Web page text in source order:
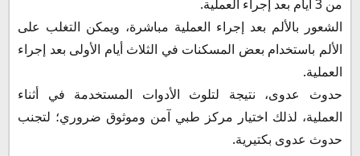
من 3 أيام بعد إجراء العملية.
الشعور بالألم بعد إجراء العملية مباشرة، ويمكن التغلب على
الألم باستخدام بعض المسكنات في الثلاث أيام الأولى بعد إجراء
العملية.
حدوث عدوى، نتيجة لتلوث الأدوات المستخدمة في أثناء
العملية، لذلك اختيار مركز طبي آمن وموثوق ضروري؛ لتجنب
حدوث عدوى بكتيرية.